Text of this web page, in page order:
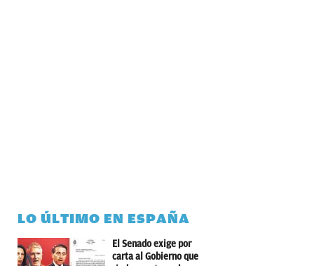
LO ÚLTIMO EN ESPAÑA
El Senado exige por
carta al Gobierno que